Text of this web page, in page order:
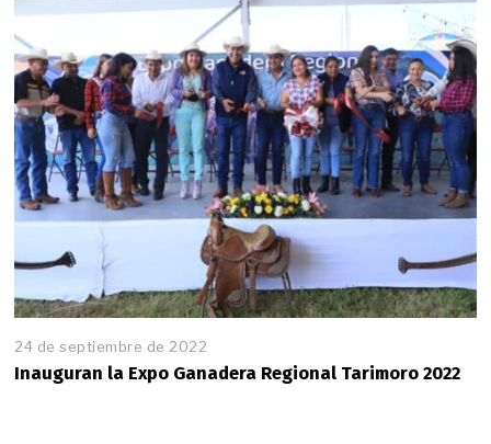
24 de septiembre de 2022
Inauguran la Expo Ganadera Regional Tarimoro 2022